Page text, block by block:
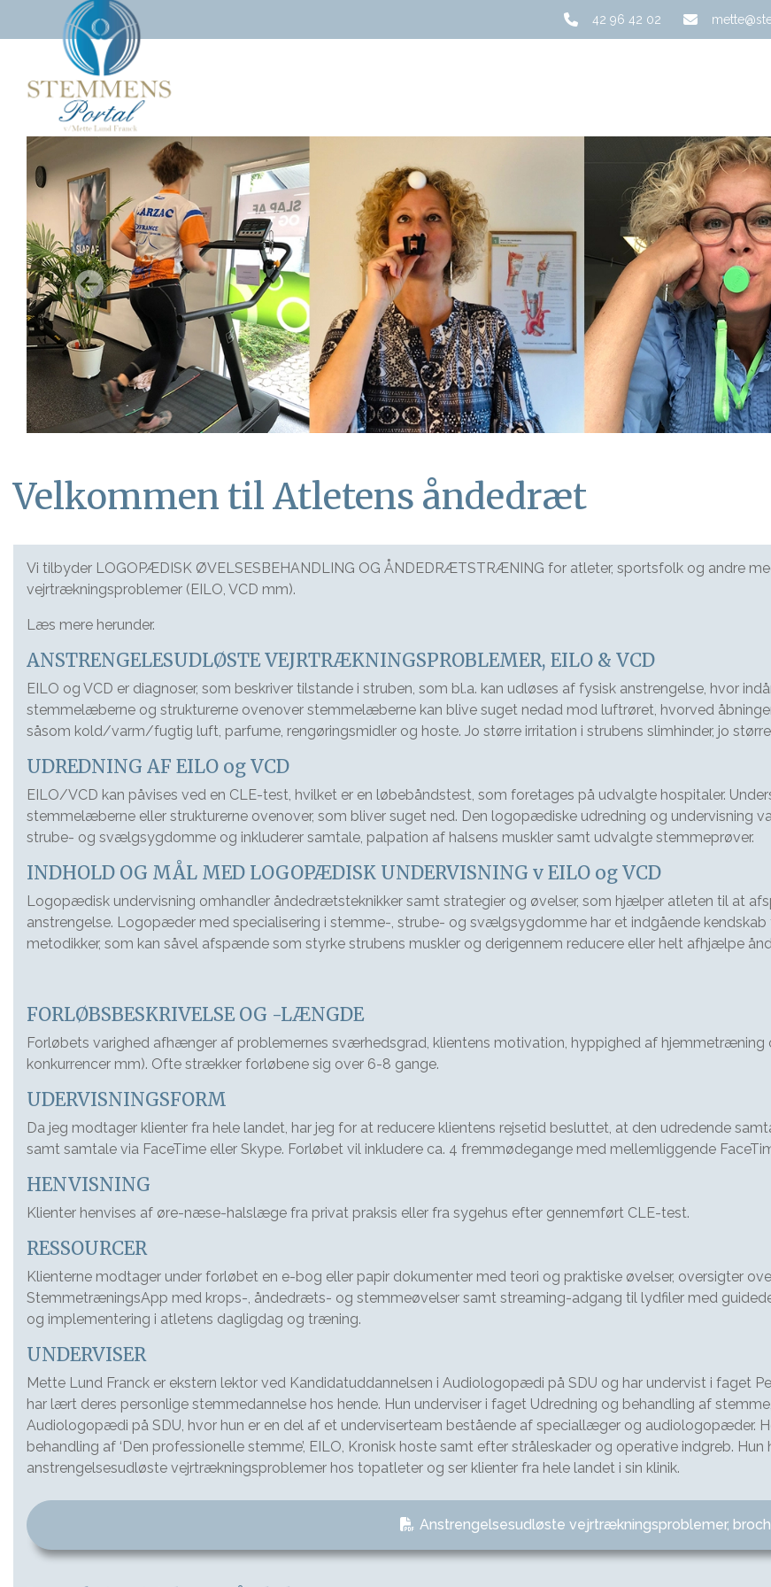
hovedindhold
42 96 42 02
Previous
Velkommen til Atletens åndedræt
Vi tilbyder LOGOPÆDISK ØVELSESBEHANDLING OG ÅNDEDRÆTSTRÆNING for atleter, sportsfolk og andre
vejrtrækningsproblemer (EILO, VCD mm).
Læs mere herunder.
ANSTRENGELESUDLØSTE VEJRTRÆKNINGSPROBLEMER, EILO & VCD
EILO og VCD er diagnoser, som beskriver tilstande i struben, som bl.a. kan udløses af fysisk anstrengelse, hvor
stemmelæberne og strukturerne ovenover stemmelæberne kan blive suget nedad mod luftrøret, hvorved
såsom kold/varm/fugtig luft, parfume, rengøringsmidler og hoste. Jo større irritation i strubens slimhinder, jo
UDREDNING AF EILO og VCD
EILO/VCD kan påvises ved en CLE-test, hvilket er en løbebåndstest, som foretages på udvalgte hospitaler.
stemmelæberne eller strukturerne ovenover, som bliver suget ned. Den logopædiske udredning og undervisning
strube- og svælgsygdomme og inkluderer samtale, palpation af halsens muskler samt udvalgte stemmeprøver.
INDHOLD OG MÅL MED LOGOPÆDISK UNDERVISNING v EILO og VCD
Logopædisk undervisning omhandler åndedrætsteknikker samt strategier og øvelser, som hjælper atleten til at
anstrengelse. Logopæder med specialisering i stemme-, strube- og svælgsygdomme har et indgående
metodikker, som kan såvel afspænde som styrke strubens muskler og derigennem reducere eller helt afhjælpe
FORLØBSBESKRIVELSE OG -LÆNGDE
Forløbets varighed afhænger af problemernes sværhedsgrad, klientens motivation, hyppighed af
konkurrencer mm). Ofte strækker forløbene sig over 6-8 gange.
UDERVISNINGSFORM
Da jeg modtager klienter fra hele landet, har jeg for at reducere klientens rejsetid besluttet, at den udredende
samt samtale via FaceTime eller Skype. Forløbet vil inkludere ca. 4 fremmødegange med mellemliggende
HENVISNING
Klienter henvises af øre-næse-halslæge fra privat praksis eller fra sygehus efter gennemført CLE-test.
RESSOURCER
Klienterne modtager under forløbet en e-bog eller papir dokumenter med teori og praktiske øvelser, oversigter
StemmetræningsApp med krops-, åndedræts- og stemmeøvelser samt streaming-adgang til lydfiler med
og implementering i atletens dagligdag og træning.
UNDERVISER
Mette Lund Franck er ekstern lektor ved Kandidatuddannelsen i Audiologopædi på SDU og har undervist i faget
har lært deres personlige stemmedannelse hos hende. Hun underviser i faget Udredning og behandling af
Audiologopædi på SDU, hvor hun er en del af et underviserteam bestående af speciallæger og audiologopæder.
behandling af ‘Den professionelle stemme’, EILO, Kronisk hoste samt efter stråleskader og operative indgreb.
anstrengelsesudløste vejrtrækningsproblemer hos topatleter og ser klienter fra hele landet i sin klinik.
Anstrengelsesudløste vejrtrækningsproblemer,